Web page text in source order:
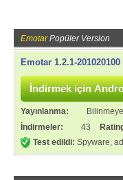
EmotarPopüler Version
Emotar 1.2.1-201020100
Yayınlanma:
İndirmeler:
43
Test edildi: Spyware,